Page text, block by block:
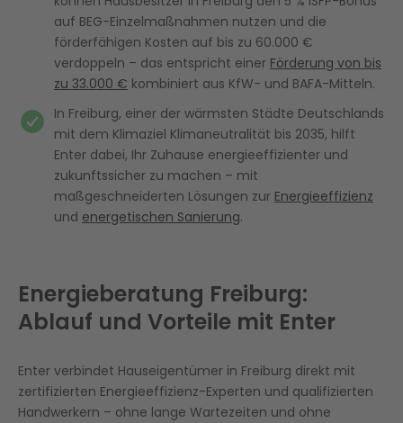
senken und Förderungen sichern
Häufig gestellte Fragen
auf BEG-Einzelmaßnahmen nutzen und die
förderfähigen Kosten auf bis zu 60.000 €
verdoppeln – das entspricht einer Förderung von bis
zu 33.000 € kombiniert aus KfW- und BAFA-Mitteln.
In Freiburg, einer der wärmsten Städte Deutschlands
mit dem Klimaziel Klimaneutralität bis 2035, hilft
Enter dabei, Ihr Zuhause energieeffizienter und
zukunftssicher zu machen – mit
maßgeschneiderten Lösungen zur Energieeffizienz
und energetischen Sanierung.
Energieberatung Freiburg:
Ablauf und Vorteile mit Enter
Enter verbindet Hauseigentümer in Freiburg direkt mit
zertifizierten Energieeffizienz-Experten und qualifizierten
Handwerkern – ohne lange Wartezeiten und ohne